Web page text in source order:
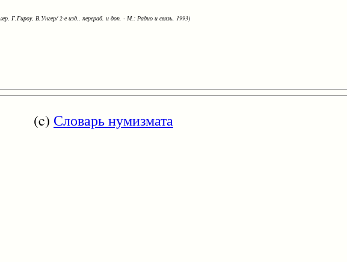
Г.Гироу, В.Унгер/ 2-е изд., перераб. и доп. - М.: Радио и связь, 1993)
(c) Словарь нумизмата